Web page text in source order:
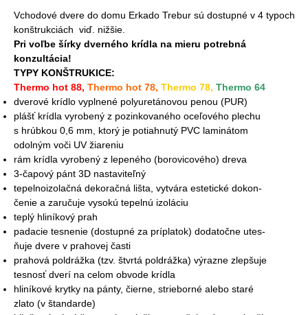
Vchodové dvere do domu Erkado Trebur sú dostupné v 4 typoch
konštrukciách viď. nižšie.
Pri voľbe šírky dverného krídla na mieru potrebná
konzultácia!
TYPY KONŠTRUKICE:
Thermo hot 88, Thermo hot 78, Thermo 78, Thermo 64
dverové krídlo vyplnené polyuretánovou penou (PUR)
plášť krídla vyrobený z pozinkovaného oceľového plechu
s hrúbkou 0,6 mm, ktorý je potiahnutý PVC laminátom
odolným voči UV žiareniu
rám krídla vyrobený z lepeného (borovicového) dreva
3-čapový pánt 3D nastaviteľný
tepelnoizolačná dekoračná lišta, vytvára estetické dokon-
čenie a zaručuje vysokú tepelnú izoláciu
teplý hliníkový prah
padacie tesnenie (dostupné za príplatok) dodatočne utes-
ňuje dvere v prahovej časti
prahová poldrážka (tzv. štvrtá poldrážka) výrazne zlepšuje
tesnosť dverí na celom obvode krídla
hliníkové krytky na pánty, čierne, strieborné alebo staré
zlato (v štandarde)